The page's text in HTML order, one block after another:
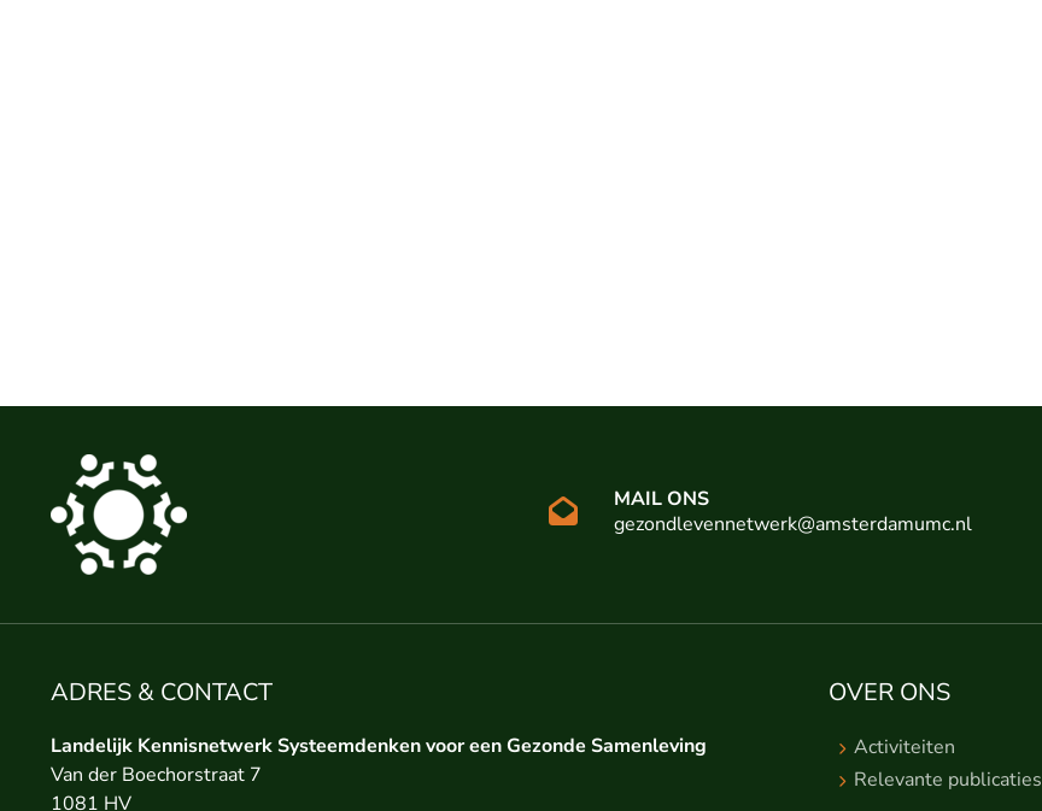
MAIL ONS
gezondlevennetwerk@amsterdamumc.nl
ADRES & CONTACT
Landelijk Kennisnetwerk Systeemdenken voor een Gezonde Samenleving
Van der Boechorstraat 7
1081 HV
OVER ONS
Activiteiten
Relevante publicaties